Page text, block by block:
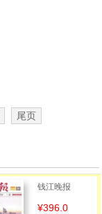
尾页
钱江晚报
¥396.0